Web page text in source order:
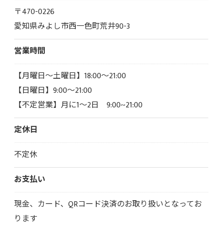
〒470-0226
愛知県みよし市西一色町荒井90-3
営業時間
【月曜日～土曜日】18:00～21:00
【日曜日】9:00～21:00
【不定営業】月に1～2日 9:00~21:00
定休日
不定休
お支払い
現金、カード、QRコード決済のお取り扱いとなってお
ります